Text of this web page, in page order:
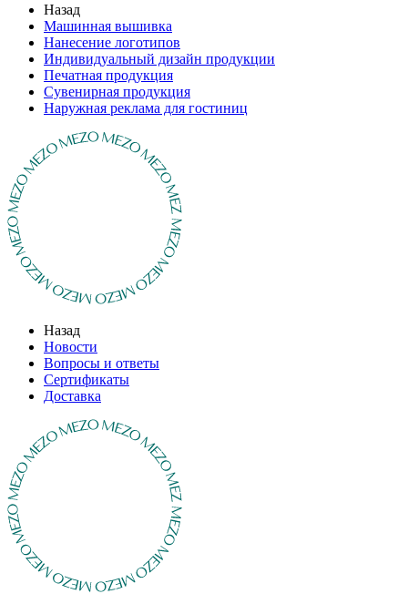
Назад
Машинная вышивка
Нанесение логотипов
Индивидуальный дизайн продукции
Печатная продукция
Сувенирная продукция
Наружная реклама для гостиниц
Назад
Новости
Вопросы и ответы
Сертификаты
Доставка